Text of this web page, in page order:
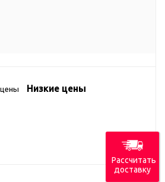
Низкие цены
Рассчитать
доставку